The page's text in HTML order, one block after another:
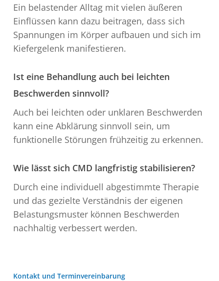
Ein belastender Alltag mit vielen äußeren
Einflüssen kann dazu beitragen, dass sich
Spannungen im Körper aufbauen und sich im
Kiefergelenk manifestieren.
Ist eine Behandlung auch bei leichten
Beschwerden sinnvoll?
Auch bei leichten oder unklaren Beschwerden
kann eine Abklärung sinnvoll sein, um
funktionelle Störungen frühzeitig zu erkennen.
Wie lässt sich CMD langfristig stabilisieren?
Durch eine individuell abgestimmte Therapie
und das gezielte Verständnis der eigenen
Belastungsmuster können Beschwerden
nachhaltig verbessert werden.
Kontakt und Terminvereinbarung